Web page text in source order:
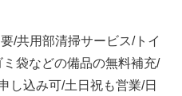
/共用部清掃サービス/トイ
袋などの備品の無料補充/
し込み可/土日祝も営業/日